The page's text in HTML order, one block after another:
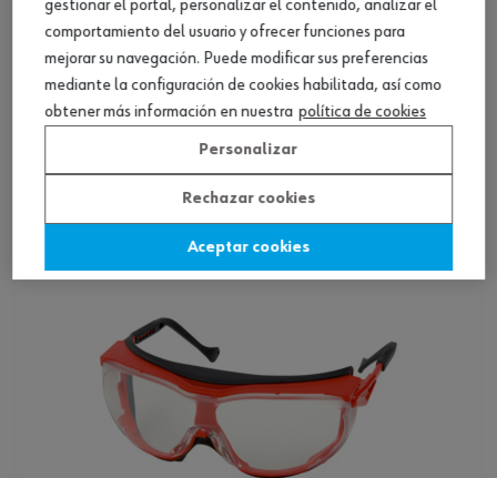
Gafas de protección FORNAX PLUS
gestionar el portal, personalizar el contenido, analizar el
comportamiento del usuario y ofrecer funciones para
mejorar su navegación. Puede modificar sus preferencias
mediante la configuración de cookies habilitada, así como
obtener más información en nuestra política de cookies
Personalizar
Rechazar cookies
Aceptar cookies